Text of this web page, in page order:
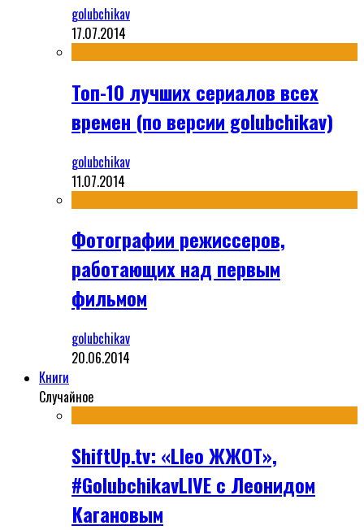
golubchikav
17.07.2014
Топ-10 лучших сериалов всех
времен (по версии golubchikav)
golubchikav
11.07.2014
Фотографии режиссеров,
работающих над первым
фильмом
golubchikav
20.06.2014
Книги
Случайное
ShiftUp.tv: «Lleo ЖЖОТ»,
#GolubchikavLIVE с Леонидом
Кагановым